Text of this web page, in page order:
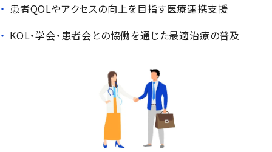
患者QOLやアクセスの向上を目指す医療連携支援
KOL・学会・患者会との協働を通じた最適治療の普及